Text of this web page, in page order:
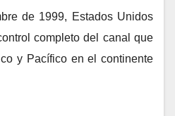
de 1999, Estados Unidos
completo del canal que
y Pacífico en el continente